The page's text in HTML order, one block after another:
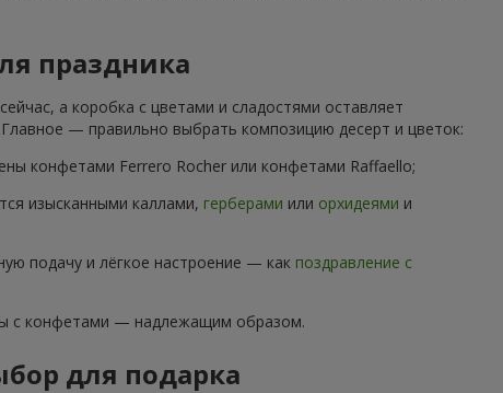
праздника
а коробка с цветами и сладостями оставляет
— правильно выбрать композицию десерт и цветок:
конфетами Ferrero Rocher или конфетами Raffaello;
изысканными каллами, герберами или орхидеями и
подачу и лёгкое настроение — как поздравление с
с конфетами — надлежащим образом.
для подарка